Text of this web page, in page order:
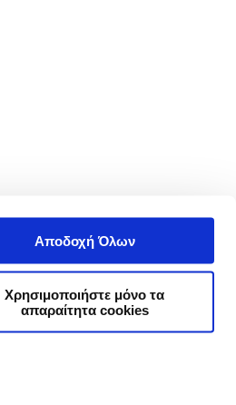
Αποδοχή Όλων
Χρησιμοποιήστε μόνο τα
απαραίτητα cookies